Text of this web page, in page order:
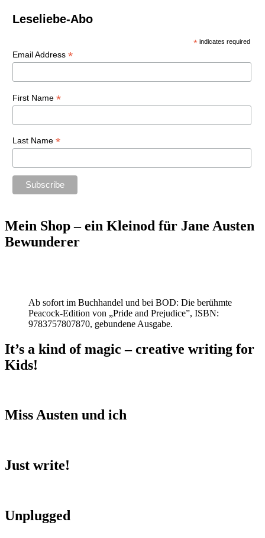
Leseliebe-Abo
* indicates required
Email Address *
First Name *
Last Name *
Mein Shop – ein Kleinod für Jane Austen
Bewunderer
Ab sofort im Buchhandel und bei BOD: Die berühmte
Peacock-Edition von „Pride and Prejudice”, ISBN:
9783757807870, gebundene Ausgabe.
It’s a kind of magic – creative writing for
Kids!
Miss Austen und ich
Just write!
Unplugged